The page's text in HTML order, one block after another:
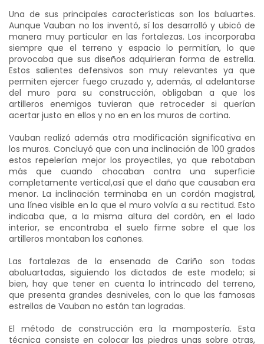
Una de sus principales características son los baluartes.
Aunque Vauban no los inventó, sí los desarrolló y ubicó de
manera muy particular en las fortalezas. Los incorporaba
siempre que el terreno y espacio lo permitían, lo que
provocaba que sus diseños adquirieran forma de estrella.
Estos salientes defensivos son muy relevantes ya que
permiten ejercer fuego cruzado y, además, al adelantarse
del muro para su construcción, obligaban a que los
artilleros enemigos tuvieran que retroceder si querían
acertar justo en ellos y no en en los muros de cortina.
Vauban realizó además otra modificación significativa en
los muros. Concluyó que con una inclinación de 100 grados
estos repelerían mejor los proyectiles, ya que rebotaban
más que cuando chocaban contra una superficie
completamente vertical,así que el daño que causaban era
menor. La inclinación terminaba en un cordón magistral,
una línea visible en la que el muro volvía a su rectitud. Esto
indicaba que, a la misma altura del cordón, en el lado
interior, se encontraba el suelo firme sobre el que los
artilleros montaban los cañones.
Las fortalezas de la ensenada de Cariño son todas
abaluartadas, siguiendo los dictados de este modelo; si
bien, hay que tener en cuenta lo intrincado del terreno,
que presenta grandes desniveles, con lo que las famosas
estrellas de Vauban no están tan logradas.
El método de construcción era la mampostería. Esta
técnica consiste en colocar las piedras unas sobre otras,